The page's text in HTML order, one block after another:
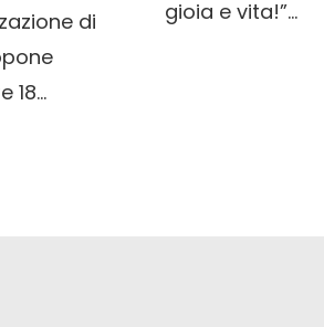
di
gioia e vita!”...